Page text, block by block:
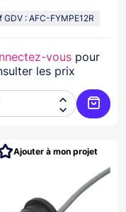
GDV : AFC-FYMPE12R
vous pour
les prix


Ajouter à mon projet